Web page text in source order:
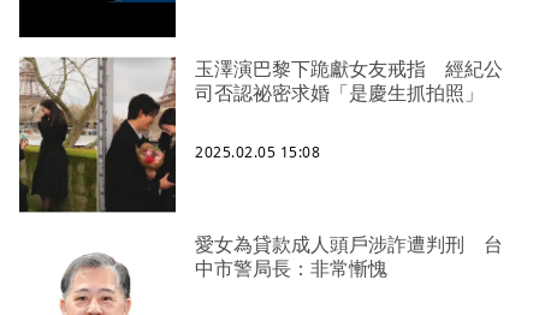
玉澤演巴黎下跪獻女友戒指 經紀公
司否認祕密求婚「是慶生抓拍照」
2025.02.05 15:08
愛女為貸款成人頭戶涉詐遭判刑 台
中市警局長：非常慚愧